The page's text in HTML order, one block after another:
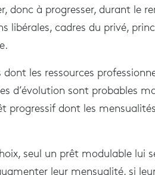
donc à progresser, durant le
libérales, cadres du privé,
dont les ressources
d’évolution sont probables
progressif dont les
seul un prêt modulable lui
leur mensualité, si